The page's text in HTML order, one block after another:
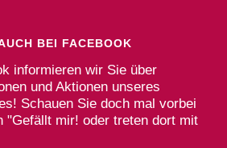
BEI FACEBOOK
informieren wir Sie über
und Aktionen unseres
Schauen Sie doch mal vorbei
"Gefällt mir! oder treten dort mit